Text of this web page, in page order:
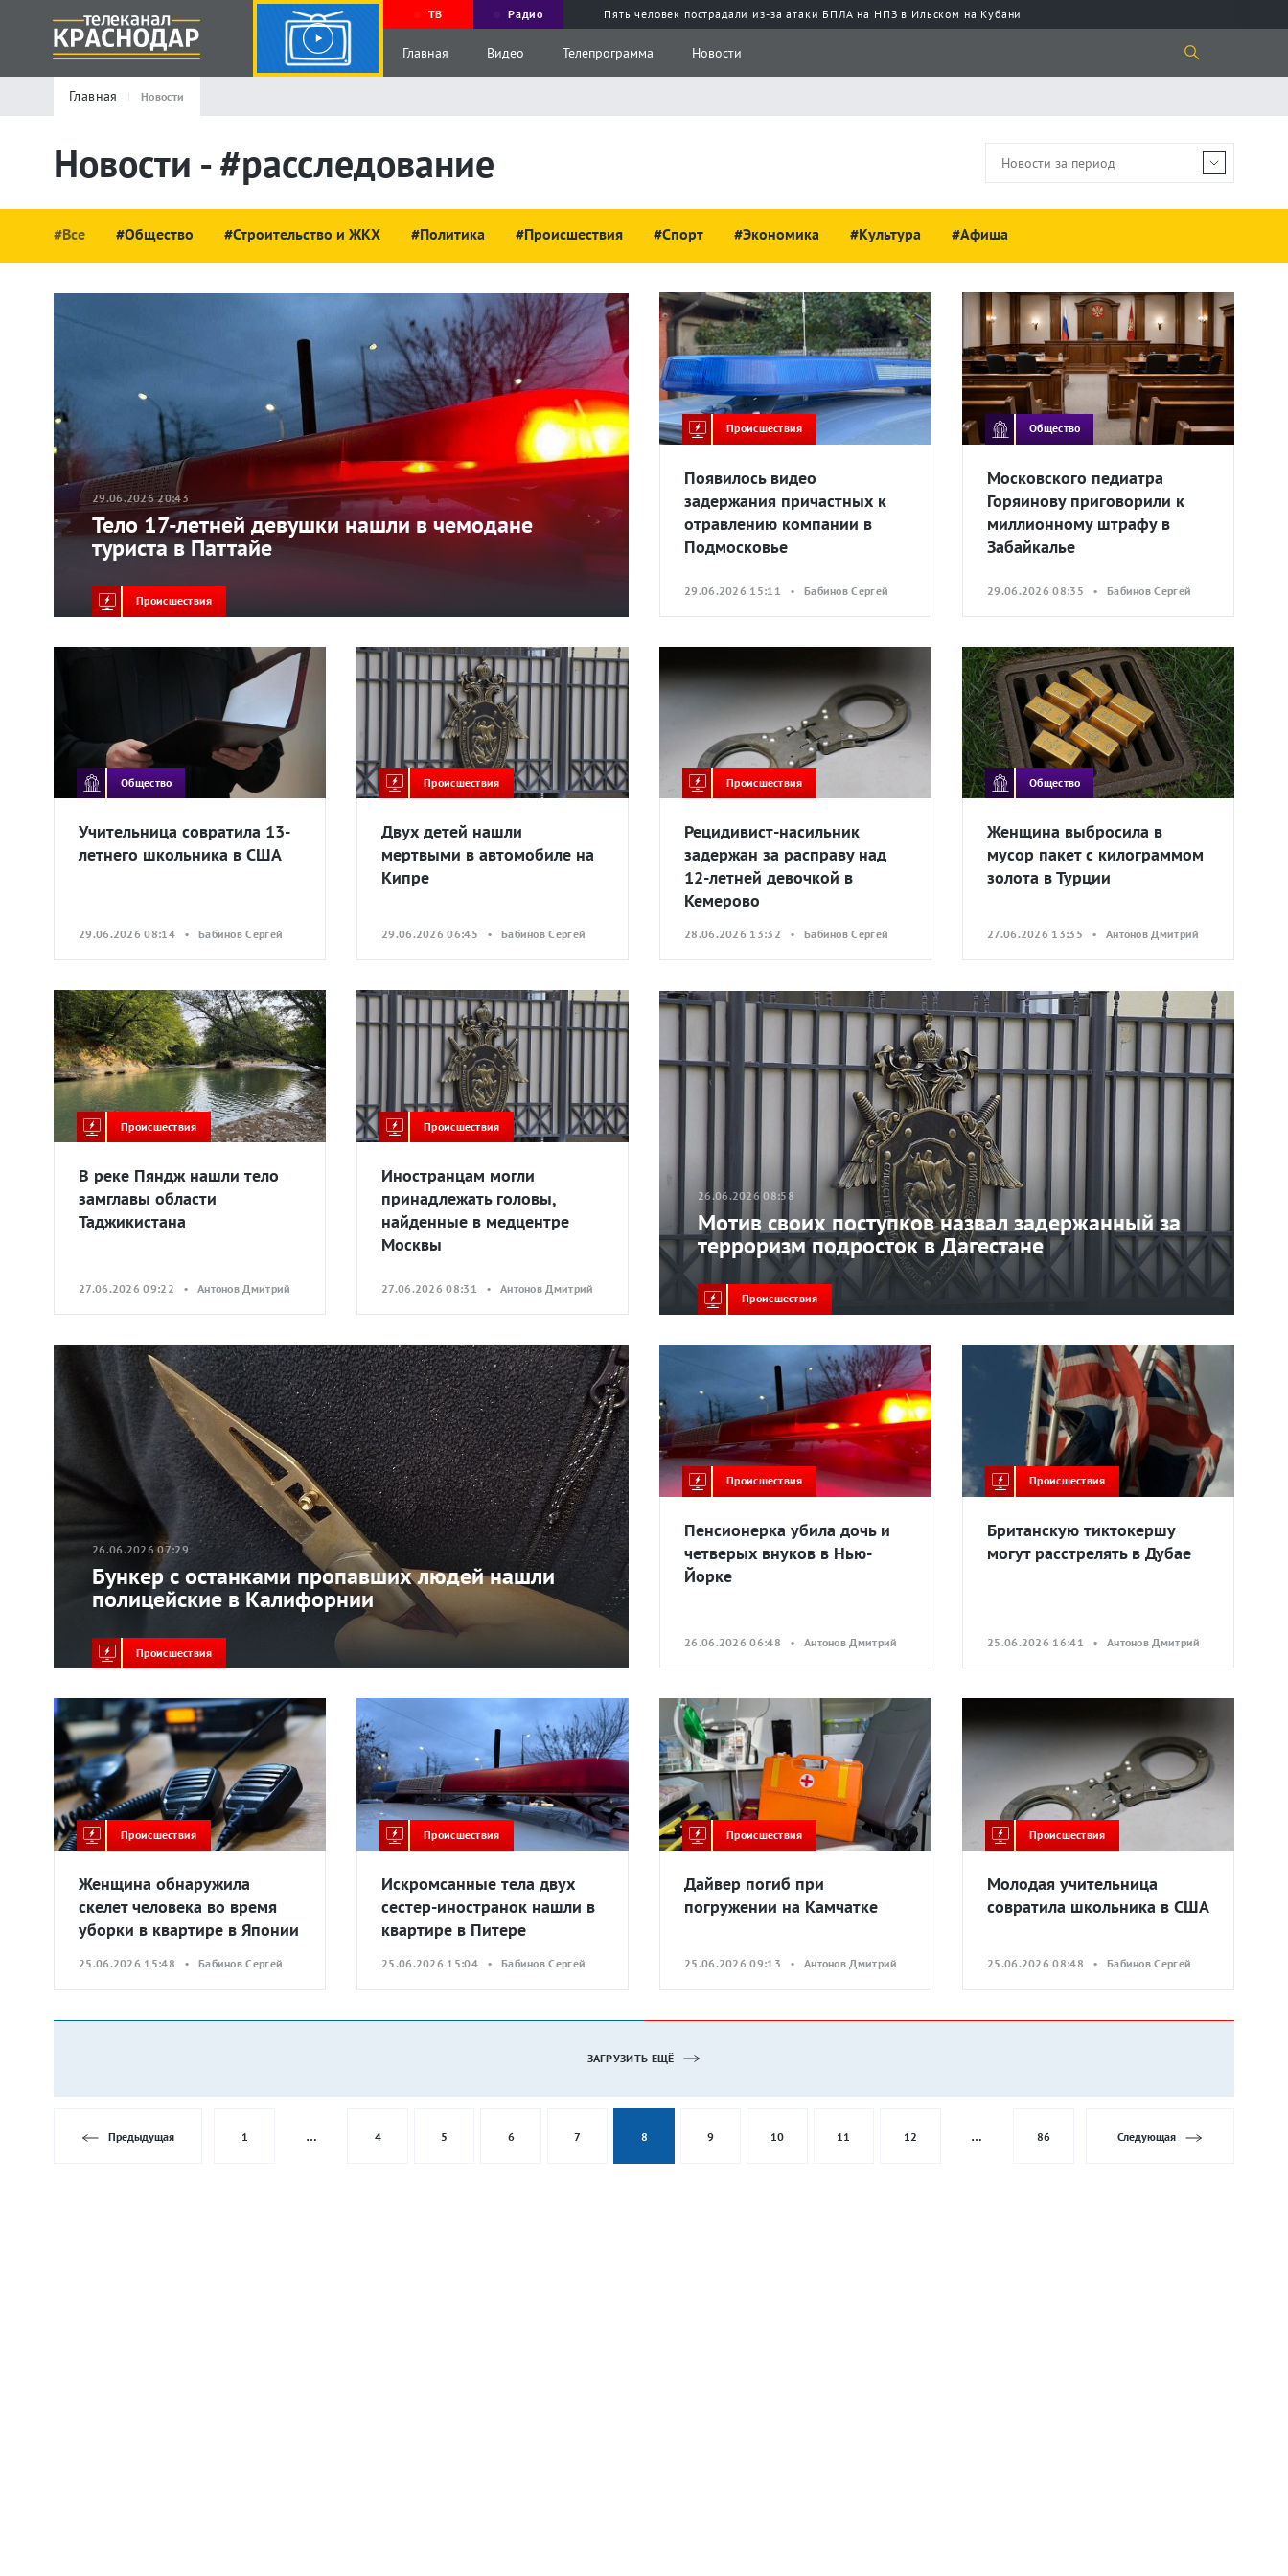
ТВ Радио Пять человек пострадали из-за атаки БПЛА на НПЗ в Ильском на Кубани
Главная Видео Телепрограмма Новости
Главная Новости
Новости - #расследование
#Все #Общество #Строительство и ЖКХ #Политика #Происшествия #Спорт #Экономика #Культура #Афиша
29.06.2026 20:43
Тело 17-летней девушки нашли в чемодане
туриста в Паттайе
Происшествия
Происшествия
Появилось видео
задержания причастных к
отравлению компании в
Подмосковье
29.06.2026 15:11 • Бабинов Сергей
Общество
Московского педиатра
Горяинову приговорили к
миллионному штрафу в
Забайкалье
29.06.2026 08:35 • Бабинов Сергей
Общество
Учительница совратила 13-
летнего школьника в США
29.06.2026 08:14 • Бабинов Сергей
Происшествия
Двух детей нашли
мертвыми в автомобиле на
Кипре
29.06.2026 06:45 • Бабинов Сергей
Происшествия
Рецидивист-насильник
задержан за расправу над
12-летней девочкой в
Кемерово
28.06.2026 13:32 • Бабинов Сергей
Общество
Женщина выбросила в
мусор пакет с килограммом
золота в Турции
27.06.2026 13:35 • Антонов Дмитрий
Происшествия
В реке Пяндж нашли тело
замглавы области
Таджикистана
27.06.2026 09:22 • Антонов Дмитрий
Происшествия
Иностранцам могли
принадлежать головы,
найденные в медцентре
Москвы
27.06.2026 08:31 • Антонов Дмитрий
26.06.2026 08:58
Мотив своих поступков назвал задержанный за
терроризм подросток в Дагестане
Происшествия
26.06.2026 07:29
Бункер с останками пропавших людей нашли
полицейские в Калифорнии
Происшествия
Происшествия
Пенсионерка убила дочь и
четверых внуков в Нью-
Йорке
26.06.2026 06:48 • Антонов Дмитрий
Происшествия
Британскую тиктокершу
могут расстрелять в Дубае
25.06.2026 16:41 • Антонов Дмитрий
Происшествия
Женщина обнаружила
скелет человека во время
уборки в квартире в Японии
25.06.2026 15:48 • Бабинов Сергей
Происшествия
Искромсанные тела двух
сестер-иностранок нашли в
квартире в Питере
25.06.2026 15:04 • Бабинов Сергей
Происшествия
Дайвер погиб при
погружении на Камчатке
25.06.2026 09:13 • Антонов Дмитрий
Происшествия
Молодая учительница
совратила школьника в США
25.06.2026 08:48 • Бабинов Сергей
ЗАГРУЗИТЬ ЕЩЁ
Предыдущая 1 … 4 5 6 7 8 9 10 11 12 … 86 Следующая